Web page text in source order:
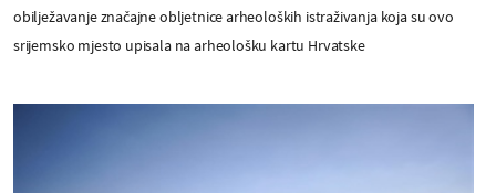
obilježavanje značajne obljetnice arheoloških istraživanja koja su ovo
srijemsko mjesto upisala na arheološku kartu Hrvatske